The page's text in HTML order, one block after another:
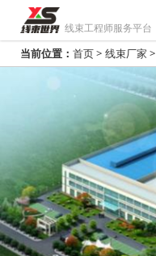
线束工程师服务平台
当前位置： 首页> 线束厂家 >